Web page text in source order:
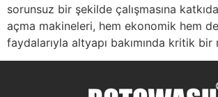
sorunsuz bir şekilde çalışmasına
açma makineleri, hem ekonomik hem
faydalarıyla altyapı bakımında kritik bir